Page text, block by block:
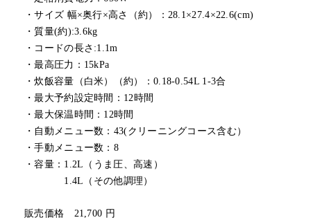
・サイズ 幅×奥行×高さ（約）：28.1×27.4×22.6(cm)
・質量(約):3.6kg
・コードの長さ:1.1m
・最高圧力：15kPa
・炊飯容量（白米）（約）：0.18-0.54L 1-3合
・最大予約設定時間：12時間
・最大保温時間：12時間
・自動メニュー数：43(クリーニングコース含む）
・手動メニュー数：8
・容量：1.2L（うま圧、高速）
1.4L（その他調理）
販売価格 21,700 円